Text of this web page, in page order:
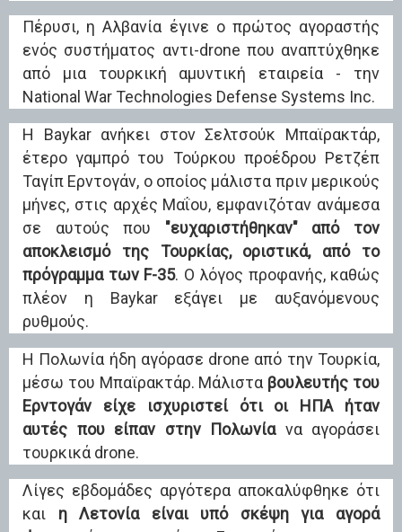
Πέρυσι, η Αλβανία έγινε ο πρώτος αγοραστής
ενός συστήματος αντι-drone που αναπτύχθηκε
από μια τουρκική αμυντική εταιρεία - την
National War Technologies Defense Systems Inc.
Η Baykar ανήκει στον Σελτσούκ Μπαϊρακτάρ,
έτερο γαμπρό του Τούρκου προέδρου Ρετζέπ
Ταγίπ Ερντογάν, ο οποίος μάλιστα πριν μερικούς
μήνες, στις αρχές Μαΐου, εμφανιζόταν ανάμεσα
σε αυτούς που "ευχαριστήθηκαν" από τον
αποκλεισμό της Τουρκίας, οριστικά, από το
πρόγραμμα των F-35. Ο λόγος προφανής, καθώς
πλέον η Baykar εξάγει με αυξανόμενους
ρυθμούς.
Η Πολωνία ήδη αγόρασε drone από την Τουρκία,
μέσω του Μπαϊρακτάρ. Μάλιστα βουλευτής του
Ερντογάν είχε ισχυριστεί ότι οι ΗΠΑ ήταν
αυτές που είπαν στην Πολωνίανα αγοράσει
τουρκικά drone.
Λίγες εβδομάδες αργότερα αποκαλύφθηκε ότι
και η Λετονία είναι υπό σκέψη για αγορά